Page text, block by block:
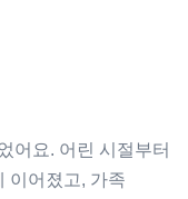
어요. 어린 시절부터
이어졌고, 가족